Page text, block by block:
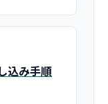
込み手順